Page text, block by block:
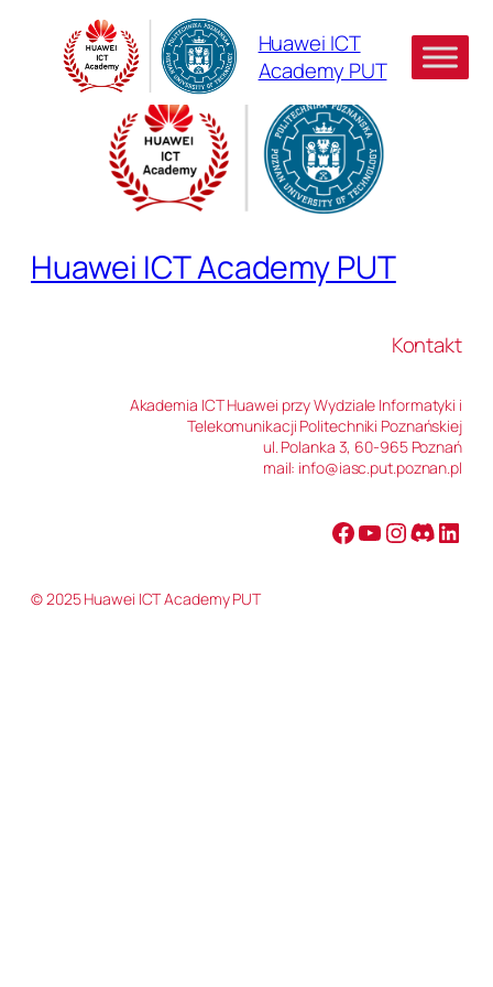
content
Huawei ICT
Academy PUT
Huawei ICT Academy PUT
Kontakt
Akademia ICT Huawei przy Wydziale Informatyki i
Telekomunikacji Politechniki Poznańskiej
ul. Polanka 3, 60-965 Poznań
mail: info@iasc.put.poznan.pl
Facebook YouTube InstagramDiscord LinkedIn
© 2025 Huawei ICT Academy PUT